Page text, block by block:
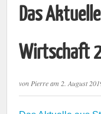
Das
Wirtschaft
von Pierream 2. August